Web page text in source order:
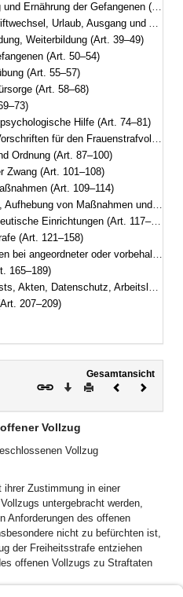
der Gefangenen (Art. 19–25)
und Ausführung aus wichtigem Anlass (Art. 26–38)
Weiterbildung (Art. 39–49)
(Art. 50–54)
(Art. 55–57)
(Art. 58–68)
Hilfe (Art. 74–81)
für den Frauenstrafvollzug (Art. 82–86)
Ordnung (Art. 87–100)
Zwang (Art. 101–108)
(Art. 109–114)
und Gefangenenmitverantwortung (Art. 115–116)
Einrichtungen (Art. 117–120)
(Art. 121–158)
vorbehaltener Sicherungsverwahrung (Art. 159–164)
165–189)
Arbeitslosenversicherung (Art. 190–206)
207–209)
Gesamtansicht
Download
DruckenVorheriges
Vollzug
Vollzug
ihrer Zustimmung in einer
untergebracht werden,
Anforderungen des offenen
nicht zu befürchten ist,
der Freiheitsstrafe entziehen
offenen Vollzugs zu Straftaten